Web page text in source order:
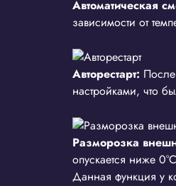
Автоматическая
зависимости от
Авторестарт:
настройками, что
Разморозка
опускается ниже
Данная функция у